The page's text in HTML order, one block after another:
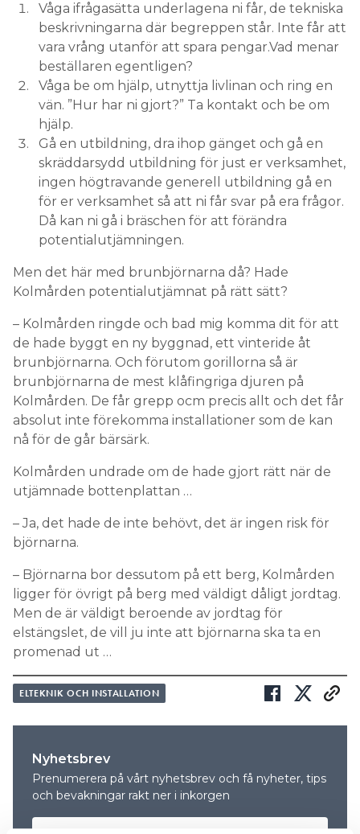
Våga ifrågasätta underlagena ni får, de tekniska
beskrivningarna där begreppen står. Inte får att
vara vrång utanför att spara pengar.Vad menar
beställaren egentligen?
Våga be om hjälp, utnyttja livlinan och ring en
vän. ”Hur har ni gjort?” Ta kontakt och be om
hjälp.
Gå en utbildning, dra ihop gänget och gå en
skräddarsydd utbildning för just er verksamhet,
ingen högtravande generell utbildning gå en
för er verksamhet så att ni får svar på era frågor.
Då kan ni gå i bräschen för att förändra
potentialutjämningen.
Men det här med brunbjörnarna då? Hade
Kolmården potentialutjämnat på rätt sätt?
– Kolmården ringde och bad mig komma dit för att
de hade byggt en ny byggnad, ett vinteride åt
brunbjörnarna. Och förutom gorillorna så är
brunbjörnarna de mest klåfingriga djuren på
Kolmården. De får grepp ocm precis allt och det får
absolut inte förekomma installationer som de kan
nå för de går bärsärk.
Kolmården undrade om de hade gjort rätt när de
utjämnade bottenplattan …
– Ja, det hade de inte behövt, det är ingen risk för
björnarna.
– Björnarna bor dessutom på ett berg, Kolmården
ligger för övrigt på berg med väldigt dåligt jordtag.
Men de är väldigt beroende av jordtag för
elstängslet, de vill ju inte att björnarna ska ta en
promenad ut …
ELTEKNIK OCH INSTALLATION
Nyhetsbrev
Prenumerera på vårt nyhetsbrev och få nyheter, tips
och bevakningar rakt ner i inkorgen